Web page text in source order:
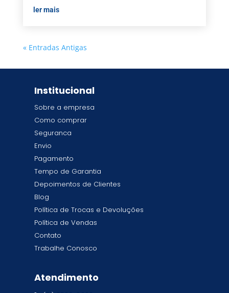
ler mais
« Entradas Antigas
Institucional
Sobre a empresa
Como comprar
Seguranca
Envio
Pagamento
Tempo de Garantia
Depoimentos de Clientes
Blog
Política de Trocas e Devoluções
Política de Vendas
Contato
Trabalhe Conosco
Atendimento